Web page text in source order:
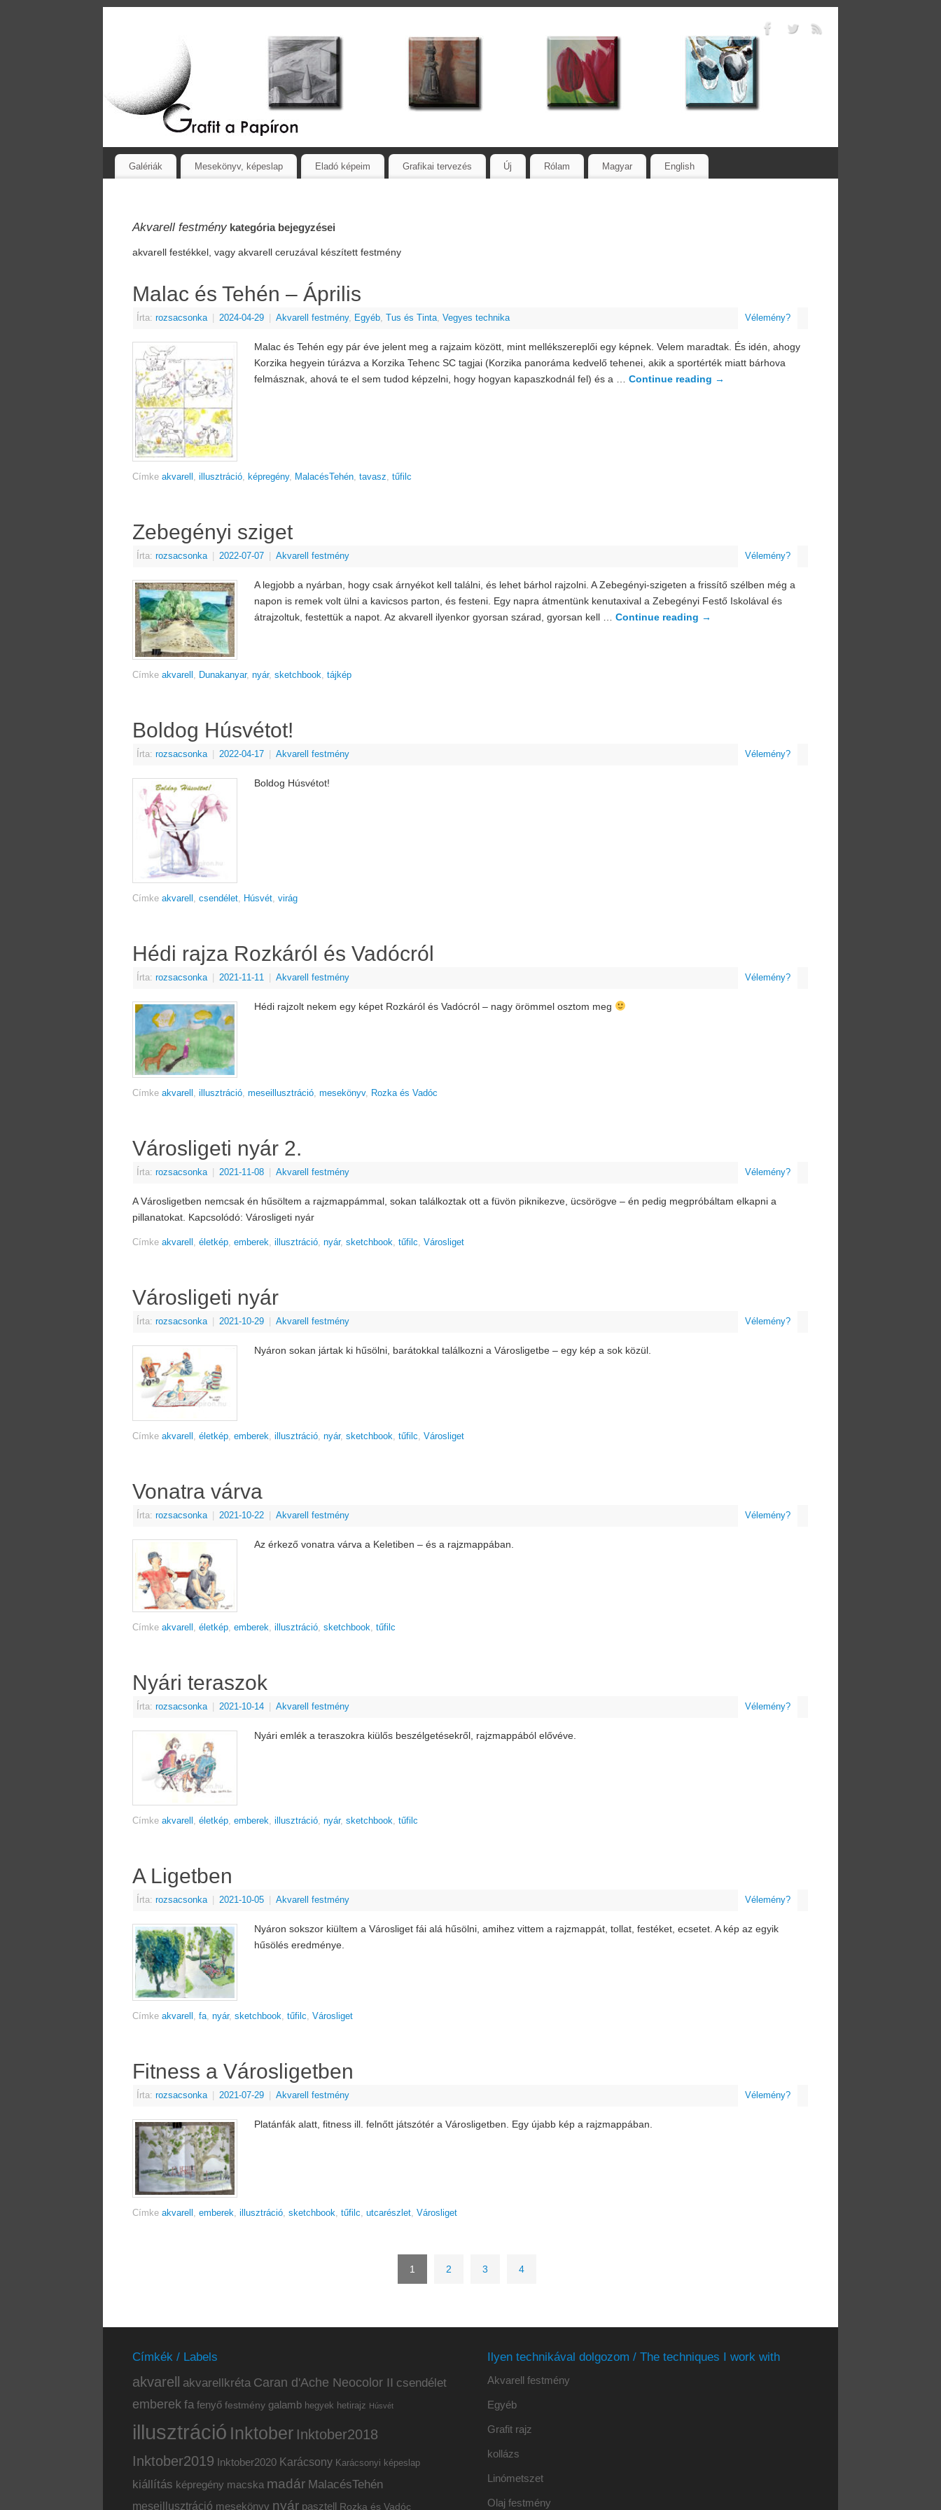
Galériák Mesekönyv, képeslap Eladó képeim Grafikai tervezés Új Rólam Magyar English
Akvarell festmény kategória bejegyzései
akvarell festékkel, vagy akvarell ceruzával készített festmény
Malac és Tehén – Április
Írta: rozsacsonka 2024-04-29 Akvarell festmény, Egyéb, Tus és Tinta, Vegyes technika Vélemény?
Malac és Tehén egy pár éve jelent meg a rajzaim között, mint mellékszereplői egy képnek. Velem maradtak. És idén, ahogy
Korzika hegyein túrázva a Korzika Tehenc SC tagjai (Korzika panoráma kedvelő tehenei, akik a sportérték miatt bárhova
felmásznak, ahová te el sem tudod képzelni, hogy hogyan kapaszkodnál fel) és a … Continue reading →
Címke akvarell , illusztráció, képregény, MalacésTehén, tavasz, tűfilc
Zebegényi sziget
Írta: rozsacsonka 2022-07-07 Akvarell festmény Vélemény?
A legjobb a nyárban, hogy csak árnyékot kell találni, és lehet bárhol rajzolni. A Zebegényi-szigeten a frissítő szélben még a
napon is remek volt ülni a kavicsos parton, és festeni. Egy napra átmentünk kenutaxival a Zebegényi Festő Iskolával és
átrajzoltuk, festettük a napot. Az akvarell ilyenkor gyorsan szárad, gyorsan kell … Continue reading →
Címke akvarell , Dunakanyar, nyár, sketchbook, tájkép
Boldog Húsvétot!
Írta: rozsacsonka 2022-04-17 Akvarell festmény Vélemény?
Boldog Húsvétot!
Címke akvarell , csendélet, Húsvét, virág
Hédi rajza Rozkáról és Vadócról
Írta: rozsacsonka 2021-11-11 Akvarell festmény Vélemény?
Hédi rajzolt nekem egy képet Rozkáról és Vadócról – nagy örömmel osztom meg
Címke akvarell , illusztráció, meseillusztráció, mesekönyv, Rozka és Vadóc
Városligeti nyár 2.
Írta: rozsacsonka 2021-11-08 Akvarell festmény Vélemény?
A Városligetben nemcsak én hűsöltem a rajzmappámmal, sokan találkoztak ott a füvön piknikezve, ücsörögve – én pedig megpróbáltam elkapni a
pillanatokat. Kapcsolódó: Városligeti nyár
Címke akvarell , életkép, emberek, illusztráció, nyár, sketchbook, tűfilc, Városliget
Városligeti nyár
Írta: rozsacsonka 2021-10-29 Akvarell festmény Vélemény?
Nyáron sokan jártak ki hűsölni, barátokkal találkozni a Városligetbe – egy kép a sok közül.
Címke akvarell életkép emberek illusztráció nyár, sketchbook tűfilc Városliget
Vonatra várva
Írta: rozsacsonka 2021-10-22 Akvarell festmény Vélemény?
Az érkező vonatra várva a Keletiben – és a rajzmappában.
Címke akvarell , életkép, emberek, illusztráció, sketchbook, tűfilc
Nyári teraszok
Írta: rozsacsonka 2021-10-14 Akvarell festmény Vélemény?
Nyári emlék a teraszokra kiülős beszélgetésekről, rajzmappából elővéve.
Címke akvarell életkép emberek illusztráció nyár, sketchbook tűfilc
A Ligetben
Írta: rozsacsonka 2021-10-05 Akvarell festmény Vélemény?
Nyáron sokszor kiültem a Városliget fái alá hűsölni, amihez vittem a rajzmappát, tollat, festéket, ecsetet. A kép az egyik
hűsölés eredménye.
Címke akvarell fa nyár, sketchbook tűfilc Városliget
Fitness a Városligetben
Írta: rozsacsonka 2021-07-29 Akvarell festmény Vélemény?
Platánfák alatt, fitness ill. felnőtt játszótér a Városligetben. Egy újabb kép a rajzmappában.
Címke akvarell , emberek, illusztráció, sketchbook, tűfilc, utcarészlet, Városliget
1 2 3 4
Címkék / Labels
akvarell akvarellkréta Caran d'Ache Neocolor II csendélet
emberek fa fenyő festmény galamb hegyek hetirajz Húsvét
illusztráció Inktober Inktober2018
Inktober2019 Inktober2020 Karácsony Karácsonyi képeslap
kiállítás képregény macska madár MalacésTehén
meseillusztráció mesekönyv nyár pasztell Rozka és Vadóc
Ilyen technikával dolgozom / The techniques I work with
Akvarell festmény
Egyéb
Grafit rajz
kollázs
Linómetszet
Olaj festmény